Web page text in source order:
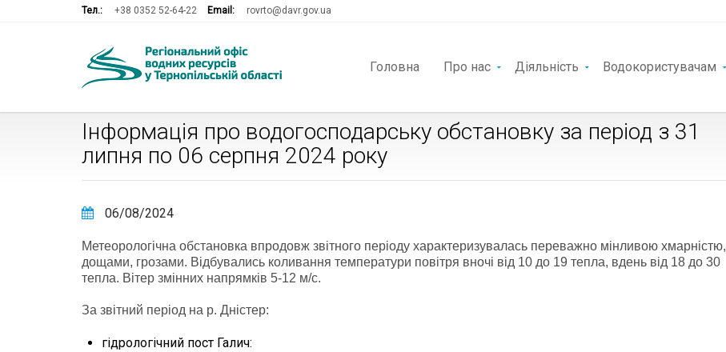
Тел.: +38 0352 52-64-22 Email: rovrto@davr.gov.ua
Головна Про нас Діяльність Водокористувачам
Інформація про водогосподарську обстановку за період з 31
липня по 06 серпня 2024 року
06/08/2024
Метеорологічна обстановка впродовж звітного періоду характеризувалась переважно мінливою хмарністю,
дощами, грозами. Відбувались коливання температури повітря вночі від 10 до 19 тепла, вдень від 18 до 30
тепла. Вітер змінних напрямків 5-12 м/с.
За звітний період на р. Дністер:
гідрологічний пост Галич: